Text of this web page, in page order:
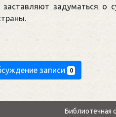
заставляют задуматься о
записи 0
Библиотечная